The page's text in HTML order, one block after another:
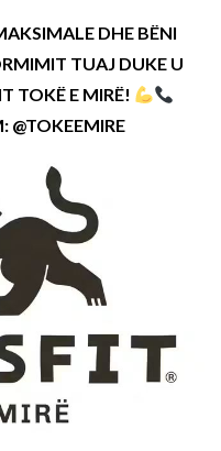
DHE BËNI
TUAJ DUKE U
TOKË E MIRË!
@TOKEEMIRE